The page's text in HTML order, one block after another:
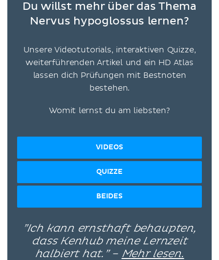
Du willst mehr über das Thema
Nervus hypoglossus lernen?
Unsere Videotutorials, interaktiven Quizze,
weiterführenden Artikel und ein HD Atlas
lassen dich Prüfungen mit Bestnoten
bestehen.
Womit lernst du am liebsten?
VIDEOS
QUIZZE
BEIDES
”Ich kann ernsthaft behaupten,
dass Kenhub meine Lernzeit
halbiert hat.” – Mehr lesen.